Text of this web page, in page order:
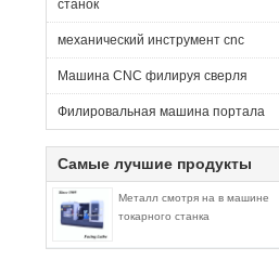
станок
механический инструмент cnc
Машина CNC филируя сверля
Филировальная машина портала
Самые лучшие продукты
Металл смотря на в машине
токарного станка